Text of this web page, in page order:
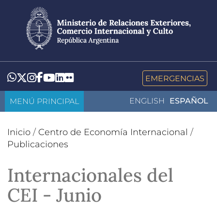
contenido
principal
Whatsapp
Twitter
Instagram
Facebook
YouTube
LinkedIn
Flickr EMERGENCIAS
ENGLISH ESPAÑOL
MENÚ PRINCIPAL
Inicio / Centro de Economía Internacional /
Publicaciones
Internacionales del
CEI - Junio